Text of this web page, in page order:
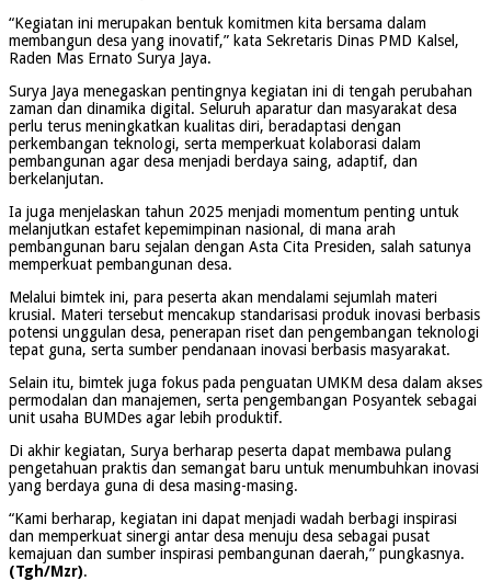
“Kegiatan ini merupakan bentuk komitmen kita bersama dalam
membangun desa yang inovatif,” kata Sekretaris Dinas PMD Kalsel,
Raden Mas Ernato Surya Jaya.
Surya Jaya menegaskan pentingnya kegiatan ini di tengah perubahan
zaman dan dinamika digital. Seluruh aparatur dan masyarakat desa
perlu terus meningkatkan kualitas diri, beradaptasi dengan
perkembangan teknologi, serta memperkuat kolaborasi dalam
pembangunan agar desa menjadi berdaya saing, adaptif, dan
berkelanjutan.
Ia juga menjelaskan tahun 2025 menjadi momentum penting untuk
melanjutkan estafet kepemimpinan nasional, di mana arah
pembangunan baru sejalan dengan Asta Cita Presiden, salah satunya
memperkuat pembangunan desa.
Melalui bimtek ini, para peserta akan mendalami sejumlah materi
krusial. Materi tersebut mencakup standarisasi produk inovasi berbasis
potensi unggulan desa, penerapan riset dan pengembangan teknologi
tepat guna, serta sumber pendanaan inovasi berbasis masyarakat.
Selain itu, bimtek juga fokus pada penguatan UMKM desa dalam akses
permodalan dan manajemen, serta pengembangan Posyantek sebagai
unit usaha BUMDes agar lebih produktif.
Di akhir kegiatan, Surya berharap peserta dapat membawa pulang
pengetahuan praktis dan semangat baru untuk menumbuhkan inovasi
yang berdaya guna di desa masing-masing.
“Kami berharap, kegiatan ini dapat menjadi wadah berbagi inspirasi
dan memperkuat sinergi antar desa menuju desa sebagai pusat
kemajuan dan sumber inspirasi pembangunan daerah,” pungkasnya.
(Tgh/Mzr).